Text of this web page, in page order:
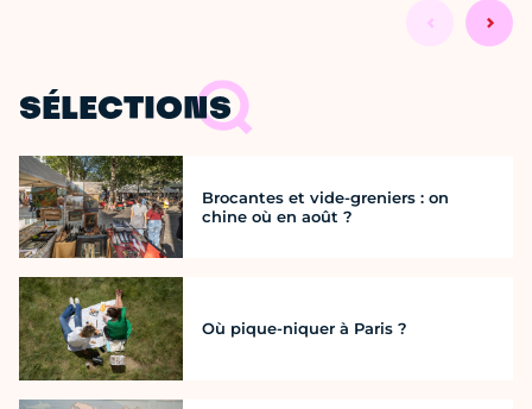
SÉLECTIONS
Brocantes et vide-greniers : on
chine où en août ?
Où pique-niquer à Paris ?